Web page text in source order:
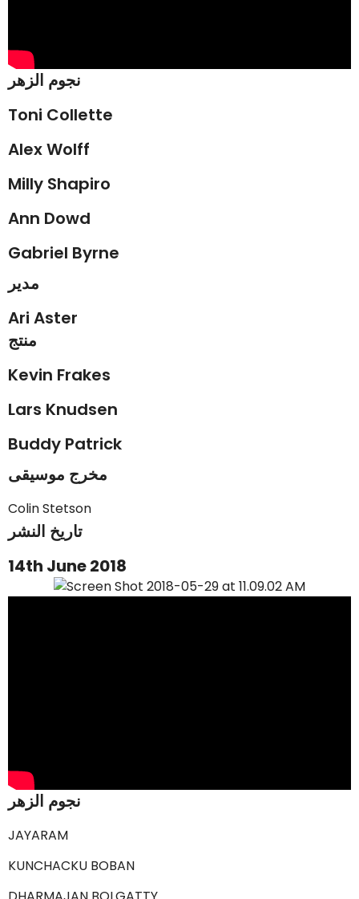
نجوم الزهر
Toni Collette
Alex Wolff
Milly Shapiro
Ann Dowd
Gabriel Byrne
مدير
Ari Aster
منتج
Kevin Frakes
Lars Knudsen
Buddy Patrick
مخرج موسيقى
Colin Stetson
تاريخ النشر
14th June 2018
نجوم الزهر
JAYARAM
KUNCHACKU BOBAN